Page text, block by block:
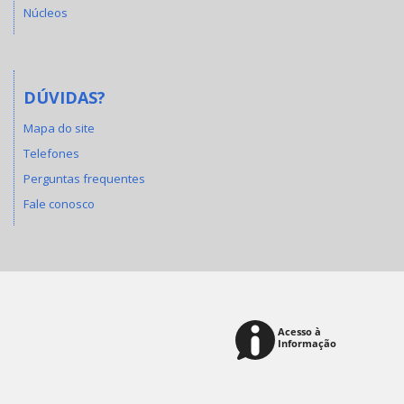
Núcleos
DÚVIDAS?
Mapa do site
Telefones
Perguntas frequentes
Fale conosco